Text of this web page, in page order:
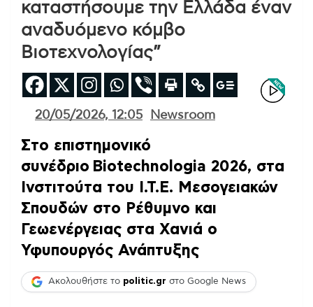
καταστήσουμε την Ελλάδα έναν
αναδυόμενο κόμβο
Βιοτεχνολογίας”
20/05/2026, 12:05 Newsroom
Στο επιστημονικό
συνέδριο Biotechnologia 2026, στα
Ινστιτούτα του Ι.Τ.Ε. Μεσογειακών
Σπουδών στο Ρέθυμνο και
Γεωενέργειας στα Χανιά ο
Υφυπουργός Ανάπτυξης
Ακολουθήστε το politic.gr στο Google News